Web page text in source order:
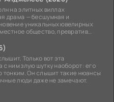
на элитных виллах
драма — бесшумная и
уникальных ювелирных
общество, превратив
Только вот эта
с ним злую шутку наоборот: его
тонким. Он слышит такие нюансы
люди даже не замечают.